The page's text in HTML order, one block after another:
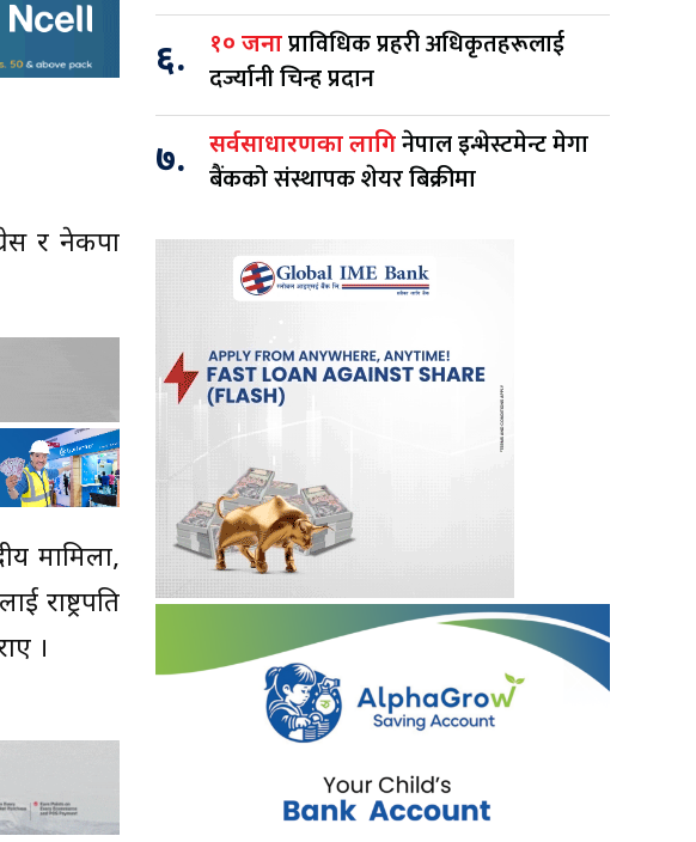
र नेकपा
मामिला,
राष्ट्रपति
।
६. १० जनाप्राविधिक प्रहरी अधिकृतहरूलाई
दर्ज्यानी चिन्ह प्रदान
७. सर्वसाधारणका लागिनेपाल इन्भेस्टमेन्ट मेगा
बैंकको संस्थापक शेयर बिक्रीमा